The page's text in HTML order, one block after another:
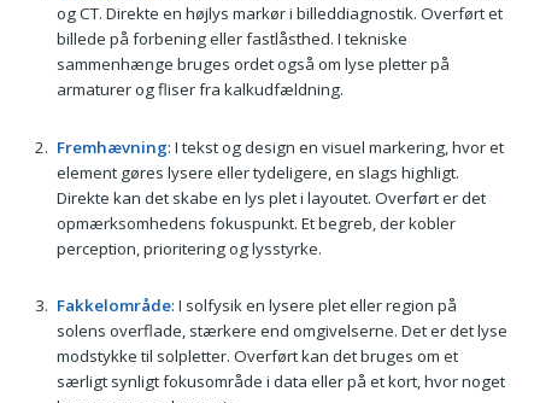
og CT. Direkte en højlys markør i billeddiagnostik. Overført et
billede på forbening eller fastlåsthed. I tekniske
sammenhænge bruges ordet også om lyse pletter på
armaturer og fliser fra kalkudfældning.
Fremhævning: I tekst og design en visuel markering, hvor et
element gøres lysere eller tydeligere, en slags highligt.
Direkte kan det skabe en lys plet i layoutet. Overført er det
opmærksomhedens fokuspunkt. Et begreb, der kobler
perception, prioritering og lysstyrke.
Fakkelområde: I solfysik en lysere plet eller region på
solens overflade, stærkere end omgivelserne. Det er det lyse
modstykke til solpletter. Overført kan det bruges om et
særligt synligt fokusområde i data eller på et kort, hvor noget